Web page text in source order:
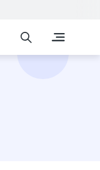
Cuisine et
Abattant wc